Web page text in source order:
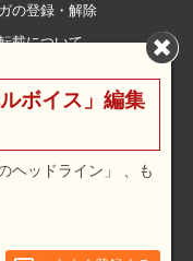
の登録・解除
載について
ュー・料金
ボイス」編集
ヘッドライン」 、も